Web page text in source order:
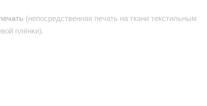
(непосредственная печать на ткани текстильным
плёнки).